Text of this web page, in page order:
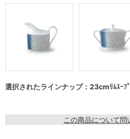
選択されたラインナップ：23cmﾘﾑｽｰﾌ
この商品について問